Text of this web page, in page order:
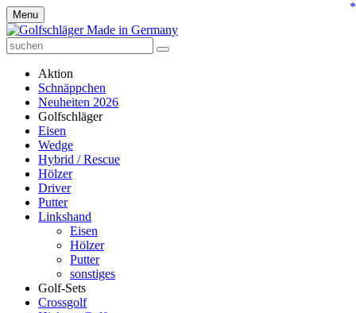
Menu
Aktion
Schnäppchen
Neuheiten 2026
Golfschläger
Eisen
Wedge
Hybrid / Rescue
Hölzer
Driver
Putter
Linkshand
Eisen
Hölzer
Putter
sonstiges
Golf-Sets
Crossgolf
*